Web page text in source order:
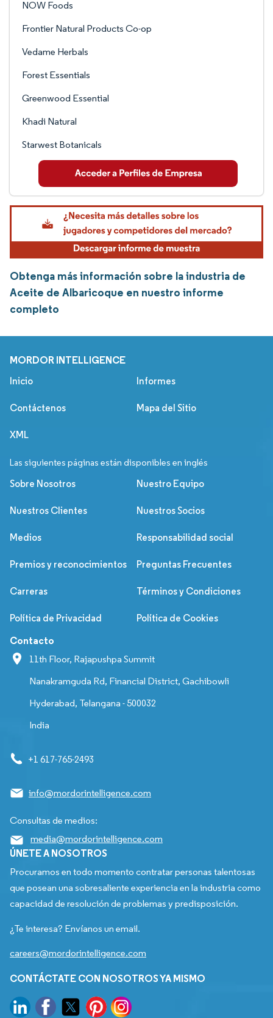
NOW Foods
Frontier Natural Products Co-op
Vedame Herbals
Forest Essentials
Greenwood Essential
Khadi Natural
Starwest Botanicals
Obtenga más información sobre la industria de
Aceite de Albaricoque en nuestro informe
completo
MORDOR INTELLIGENCE
Inicio Informes
Contáctenos Mapa del Sitio
XML
Las siguientes páginas están disponibles en inglés
Sobre Nosotros Nuestro Equipo
Nuestros Clientes Nuestros Socios
Medios Responsabilidad social
Premios y reconocimientos Preguntas Frecuentes
Carreras Términos y Condiciones
Política de Privacidad Política de Cookies
Contacto
11th Floor, Rajapushpa Summit
Nanakramguda Rd, Financial District, Gachibowli
Hyderabad, Telangana - 500032
India
+1 617-765-2493
info@mordorintelligence.com
Consultas de medios:
media@mordorintelligence.com
ÚNETE A NOSOTROS
Procuramos en todo momento contratar personas talentosas
que posean una sobresaliente experiencia en la industria como
capacidad de resolución de problemas y predisposición.
¿Te interesa? Envíanos un email.
careers@mordorintelligence.com
CONTÁCTATE CON NOSOTROS YA MISMO